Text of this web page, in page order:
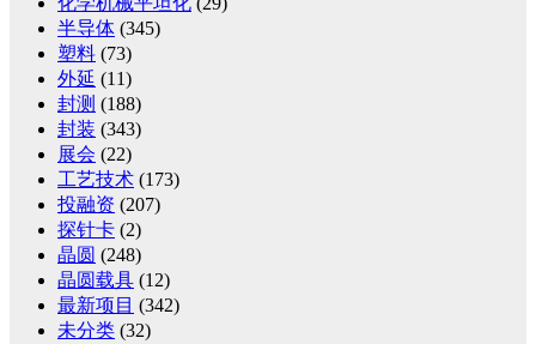
半导体 (345)
塑料 (73)
外延 (11)
封测 (188)
封装 (343)
展会 (22)
工艺技术 (173)
投融资 (207)
探针卡 (2)
晶圆 (248)
晶圆载具 (12)
最新项目 (342)
未分类 (32)